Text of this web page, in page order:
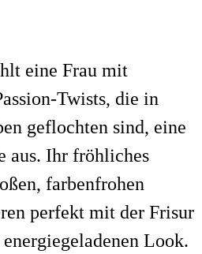
eine Frau mit
Twists, die in
geflochten sind, eine
aus. Ihr fröhliches
farbenfrohen
perfekt mit der Frisur
Look.